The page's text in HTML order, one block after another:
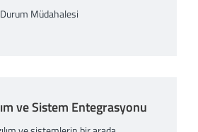
Müdahalesi
ve Sistem Entegrasyonu